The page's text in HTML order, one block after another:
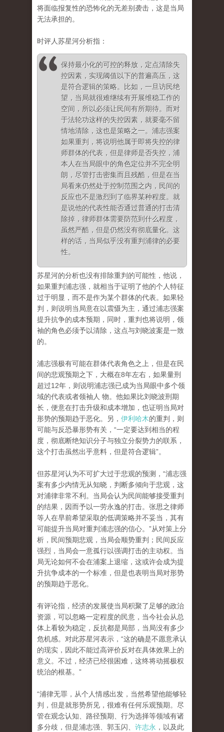
将面临报复性的恐怖化的无差别袭击，这是当局
无法承担的。
时评人苏星河分析指：
保持最小化的可控的释放，定点清除失
控因素，实现阈值以下的普遍高压，这
是符合逻辑的策略。比如，一旦访民绝
望，当局就很难继续有开展维稳工作的
空间，所以必须让民间有所期待。而对
于法轮功这样的失控因素，就要毫不留
情地清除，这也是策略之一。浦志强案
如果重判，将说明他属于即将失控的律
师群体的代表，但是律师是否失控，浦
本人在当局眼中的角色定位并不完全明
朗，尽管打击密集而且残酷，但是在当
局看来仍然处于控制范围之内，民间的
反应也不是激烈到了临界某种程度。就
是说他的代表性能否通过普通的打击清
除掉，律师群体需要防范到什么程度，
虽然严酷，但是仍然没有彻底量化。这
样的话，当局似乎没有重判浦律的必要
性。
苏星河的分析也没有排除重判的可能性，他说，
如果重判浦志强，就相当于证明了他的个人特征
过于明显，而不是作为某个群体的代表。如果轻
判，则说明当局意在以震慑为主，通过浦志强案
提升抗争的成本预期，同时，重判也将说明，领
袖的角色必须予以清除，这点与刘晓波案是一致
的。
浦志强极有可能在群体代表角色之上，但是在民
间的悲观预期之下，大概在8年左右，如果量刑
超过12年，则说明浦志强已成为当局眼中多个领
域的代表或者领袖人 物。他如果比刘晓波刑期
长，便意在打击升级和成本增加，也证明当局对
形势的预期趋于恶化。另， 伊利哈木的重判，则
可能与反恐暴形势有关，“一定要达到相当的程
度，彻底断绝知识分子与独立分裂势力的联系，
这个打击虽然出乎意料，但是符合逻辑”。
但苏星河认为不可扩大过于悲观的预测，“浦志强
案有多少内情无从知晓，判断多倾向于悲观，这
对浦律非常不利。当局会认为民间能够接受重判
的结果，因而予以一劳永逸的打击。张思之律师
等人在早前希望采取的低调策略并不妥当，其有
可能提升当局对重判浦志强的信心。”从对策上分
析，民间预期悲观，当局会顺势重判；民间反应
强烈，当局会一意孤行以强调打击的主动权。当
局无论如何不会在浦案上退缩，这或许会成为提
升抗争成本的一个标准，但是也表明当局对形势
的预期趋于恶化。
有评论指，经济的发展使当局积聚了足够的政治
资源，可以忽略一定程度的民意，当今社会从总
体上看较为稳定，反抗都是局部，当局没有多少
危机感。对此苏星河表示，“这的确是不愿意承认
的现实，因此不能过高评价反对在具体效果上的
意义。不过，经济已经很困难，这终将动摇极权
统治的根基。”
“浦律无罪，从个人情感出发，当然希望他能够轻
判，但是就形势所见，很难有任何乐观预期。尽
管在观念认知、路径预期、行为选择等领域有诸
多分歧，但是浦志强、郭玉闪、 许志永 ，以及此